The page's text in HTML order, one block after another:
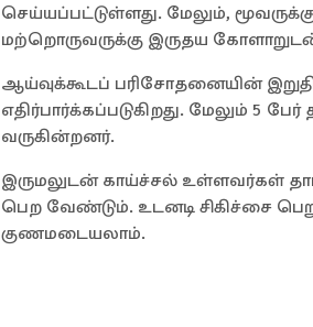
செய்யப்பட்டுள்ளது. மேலும்,
மற்றொருவருக்கு இருதய
ஆய்வுக்கூடப் பரிசோதனையின்
எதிர்பார்க்கப்படுகிறது. மேலும் 5
வருகின்றனர்.
இருமலுடன் காய்ச்சல் உள்ளவர்கள்
பெற வேண்டும். உடனடி சிகிச்சை
குணமடையலாம்.